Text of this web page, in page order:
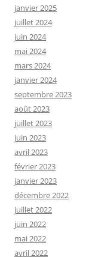
janvier 2025
juillet 2024
juin 2024
mai 2024
mars 2024
janvier 2024
septembre 2023
août 2023
juillet 2023
juin 2023
avril 2023
février 2023
janvier 2023
décembre 2022
juillet 2022
juin 2022
mai 2022
avril 2022